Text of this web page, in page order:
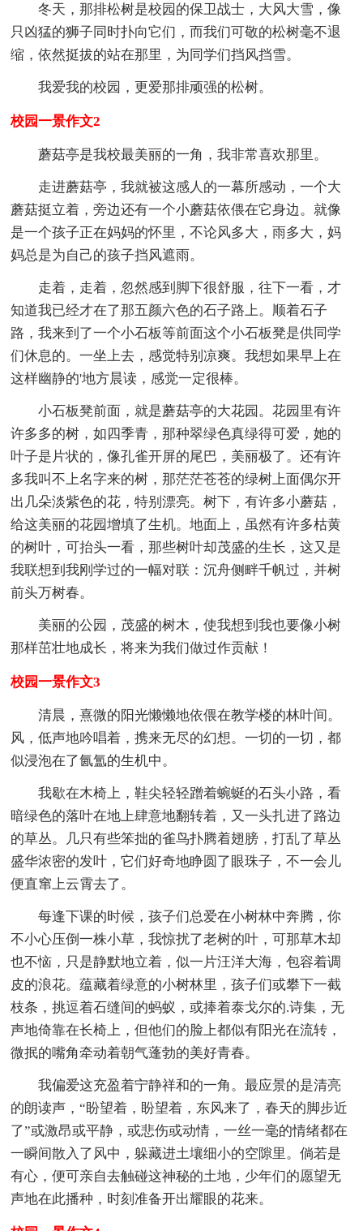
冬天，那排松树是校园的保卫战士，大风大雪，像
只凶猛的狮子同时扑向它们，而我们可敬的松树毫不退
缩，依然挺拔的站在那里，为同学们挡风挡雪。
我爱我的校园，更爱那排顽强的松树。
校园一景作文2
蘑菇亭是我校最美丽的一角，我非常喜欢那里。
走进蘑菇亭，我就被这感人的一幕所感动，一个大
蘑菇挺立着，旁边还有一个小蘑菇依偎在它身边。就像
是一个孩子正在妈妈的怀里，不论风多大，雨多大，妈
妈总是为自己的孩子挡风遮雨。
走着，走着，忽然感到脚下很舒服，往下一看，才
知道我已经才在了那五颜六色的石子路上。顺着石子
路，我来到了一个小石板等前面这个小石板凳是供同学
们休息的。一坐上去，感觉特别凉爽。我想如果早上在
这样幽静的'地方晨读，感觉一定很棒。
小石板凳前面，就是蘑菇亭的大花园。花园里有许
许多多的树，如四季青，那种翠绿色真绿得可爱，她的
叶子是片状的，像孔雀开屏的尾巴，美丽极了。还有许
多我叫不上名字来的树，那茫茫苍苍的绿树上面偶尔开
出几朵淡紫色的花，特别漂亮。树下，有许多小蘑菇，
给这美丽的花园增填了生机。地面上，虽然有许多枯黄
的树叶，可抬头一看，那些树叶却茂盛的生长，这又是
我联想到我刚学过的一幅对联：沉舟侧畔千帆过，并树
前头万树春。
美丽的公园，茂盛的树木，使我想到我也要像小树
那样茁壮地成长，将来为我们做过作贡献！
校园一景作文3
清晨，熹微的阳光懒懒地依偎在教学楼的林叶间。
风，低声地吟唱着，携来无尽的幻想。一切的一切，都
似浸泡在了氤氲的生机中。
我歇在木椅上，鞋尖轻轻蹭着蜿蜒的石头小路，看
暗绿色的落叶在地上肆意地翻转着，又一头扎进了路边
的草丛。几只有些笨拙的雀鸟扑腾着翅膀，打乱了草丛
盛华浓密的发叶，它们好奇地睁圆了眼珠子，不一会儿
便直窜上云霄去了。
每逢下课的时候，孩子们总爱在小树林中奔腾，你
不小心压倒一株小草，我惊扰了老树的叶，可那草木却
也不恼，只是静默地立着，似一片汪洋大海，包容着调
皮的浪花。蕴藏着绿意的小树林里，孩子们或攀下一截
枝条，挑逗着石缝间的蚂蚁，或捧着泰戈尔的.诗集，无
声地倚靠在长椅上，但他们的脸上都似有阳光在流转，
微抿的嘴角牵动着朝气蓬勃的美好青春。
我偏爱这充盈着宁静祥和的一角。最应景的是清亮
的朗读声，“盼望着，盼望着，东风来了，春天的脚步近
了”或激昂或平静，或悲伤或动情，一丝一毫的情绪都在
一瞬间散入了风中，躲藏进土壤细小的空隙里。倘若是
有心，便可亲自去触碰这神秘的土地，少年们的愿望无
声地在此播种，时刻准备开出耀眼的花来。